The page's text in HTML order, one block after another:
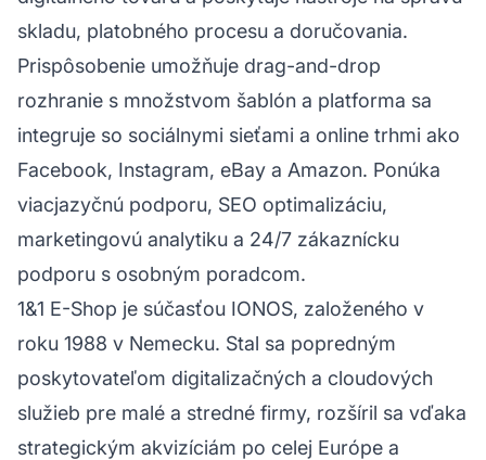
skladu, platobného procesu a doručovania.
Prispôsobenie umožňuje drag-and-drop
rozhranie s množstvom šablón a platforma sa
integruje so sociálnymi sieťami a online trhmi ako
Facebook, Instagram, eBay a Amazon. Ponúka
viacjazyčnú podporu, SEO optimalizáciu,
marketingovú analytiku a 24/7 zákaznícku
podporu s osobným poradcom.
1&1 E-Shop je súčasťou IONOS, založeného v
roku 1988 v Nemecku. Stal sa popredným
poskytovateľom digitalizačných a cloudových
služieb pre malé a stredné firmy, rozšíril sa vďaka
strategickým akvizíciám po celej Európe a